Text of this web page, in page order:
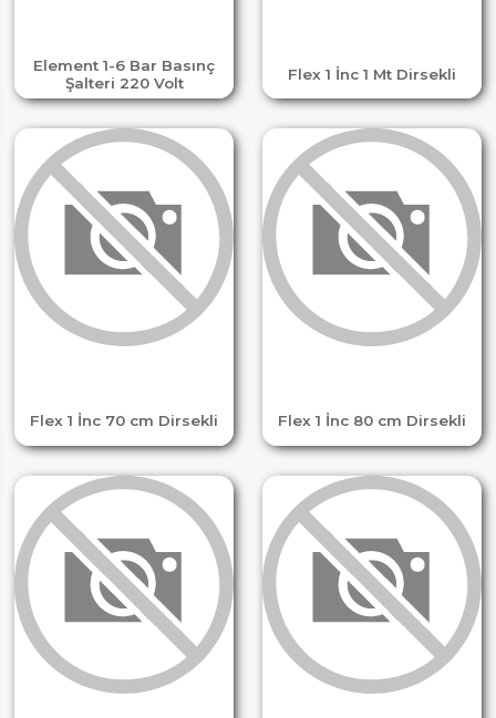
Element 1-6 Bar Basınç
Şalteri 220 Volt
Flex 1 İnc 1 Mt Dirsekli
Flex 1 İnc 70 cm Dirsekli Flex 1 İnc 80 cm Dirsekli